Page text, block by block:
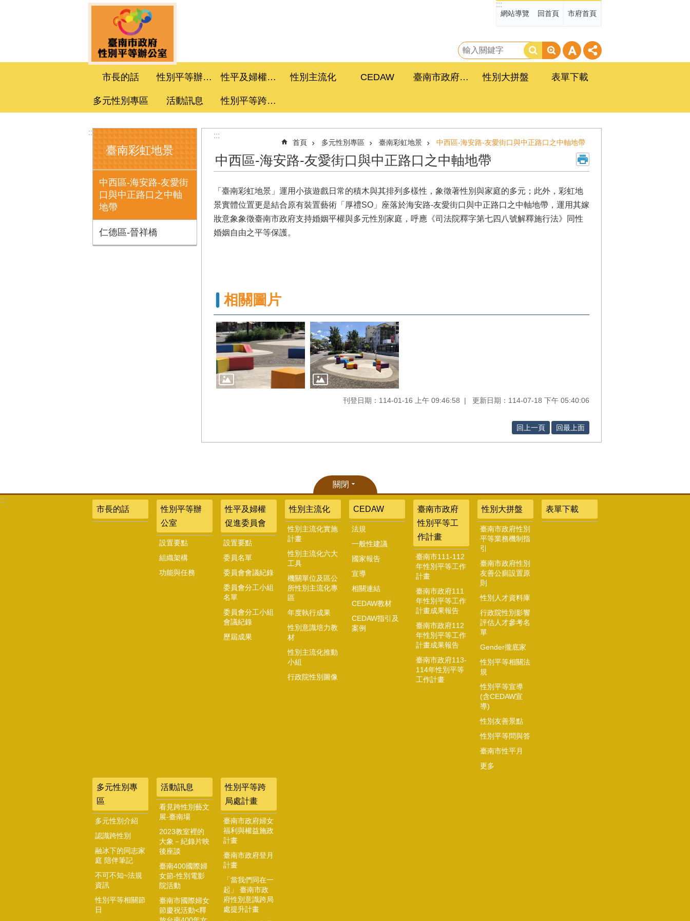
:::
網站導覽 回首頁 市府首頁
搜
尋
市長的話 性別平等辦公室 性平及婦權促進委員會 性別主流化 CEDAW 臺南市政府性別平等工作計畫 性別大拼盤 表單下載
多元性別專區 活動訊息 性別平等跨局處計畫
:::
臺南彩虹地景
中西區-海安路-友愛街
口與中正路口之中軸
地帶
仁德區-晉祥橋
:::
首頁 多元性別專區 臺南彩虹地景 中西區-海安路-友愛街口與中正路口之中軸地帶
中西區-海安路-友愛街口與中正路口之中軸地帶
「臺南彩虹地景」運用小孩遊戲日常的積木與其排列多樣性，象徵著性別與家庭的多元；此外，彩虹地
景實體位置更是結合原有裝置藝術「厚禮SO」座落於海安路-友愛街口與中正路口之中軸地帶，運用其嫁
妝意象象徵臺南市政府支持婚姻平權與多元性別家庭，呼應《司法院釋字第七四八號解釋施行法》同性
婚姻自由之平等保護。
相關圖片
刊登日期：114-01-16 上午 09:46:58 更新日期：114-07-18 下午 05:40:06
回上一頁 回最上面
關閉
:::
市長的話
性別平等辦
公室
設置要點
組織架構
功能與任務
性平及婦權
促進委員會
設置要點
委員名單
委員會會議紀錄
委員會分工小組
名單
委員會分工小組
會議紀錄
歷屆成果
性別主流化
性別主流化實施
計畫
性別主流化六大
工具
機關單位及區公
所性別主流化專
區
年度執行成果
性別意識培力教
材
性別主流化推動
小組
行政院性別圖像
CEDAW
法規
一般性建議
國家報告
宣導
相關連結
CEDAW教材
CEDAW指引及
案例
臺南市政府
性別平等工
作計畫
臺南市111-112
年性別平等工作
計畫
臺南市政府111
年性別平等工作
計畫成果報告
臺南市政府112
年性別平等工作
計畫成果報告
臺南市政府113-
114年性別平等
工作計畫
性別大拼盤
臺南市政府性別
平等業務機制指
引
臺南市政府性別
友善公廁設置原
則
性別人才資料庫
行政院性別影響
評估人才參考名
單
Gender攏底家
性別平等相關法
規
性別平等宣導
(含CEDAW宣
導)
性別友善景點
性別平等問與答
臺南市性平月
更多
表單下載
多元性別專
區
多元性別介紹
認識跨性別
融冰下的同志家
庭 陪伴筆記
不可不知~法規
資訊
性別平等相關節
日
活動訊息
看見跨性別藝文
展-臺南場
2023教室裡的
大象－紀錄片映
後座談
臺南400國際婦
女節-性別電影
院活動
臺南市國際婦女
節慶祝活動<釋
性別平等跨
局處計畫
臺南市政府婦女
福利與權益施政
計畫
臺南市政府登月
計畫
「當我們同在一
起」 臺南市政
府性別意識跨局
處提升計畫